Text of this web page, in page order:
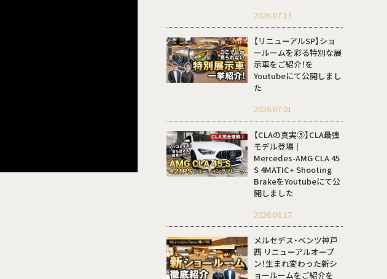
2026.07.13
【リニューアルSP】ショ
ールームを彩る特別な展
示車をご紹介！を
Youtubeにて公開しまし
た
2026.07.01
【CLAの真実③】CLA最強
モデル登場｜
Mercedes-AMG CLA 45
S 4MATIC+ Shooting
BrakeをYoutubeにて公
開しました
2026.06.17
メルセデス・ベンツ神戸
西 リニューアルオープ
ン！生まれ変わった新シ
ョールームをご紹介を